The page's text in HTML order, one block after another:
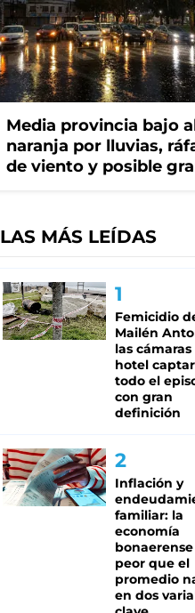
Media provincia bajo
naranja por lluvias,
de viento y posible
LAS MÁS LEÍDAS
Femicidio
Mailén
las
hotel
todo el
con gran
definición
Inflación y
familiar: la
economía
peor que el
promedio
en dos